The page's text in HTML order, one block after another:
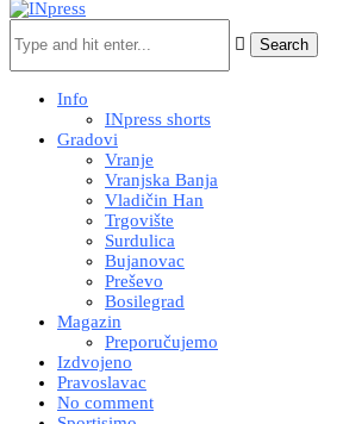
Search
Info
INpress shorts
Gradovi
Vranje
Vranjska Banja
Vladičin Han
Trgovište
Surdulica
Bujanovac
Preševo
Bosilegrad
Magazin
Preporučujemo
Izdvojeno
Pravoslavac
No comment